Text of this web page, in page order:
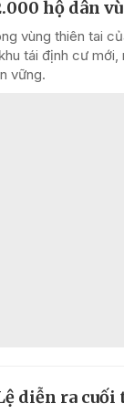
hộ dân
vùng thiên tai
tái định cư mới,
vững.
diễn ra cuối